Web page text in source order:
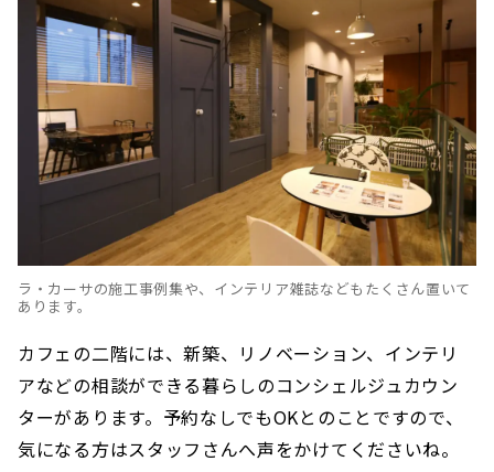
ラ・カーサの施工事例集や、インテリア雑誌などもたくさん置いて
あります。
カフェの二階には、新築、リノベーション、インテリ
アなどの相談ができる暮らしのコンシェルジュカウン
ターがあります。予約なしでもOKとのことですので、
気になる方はスタッフさんへ声をかけてくださいね。